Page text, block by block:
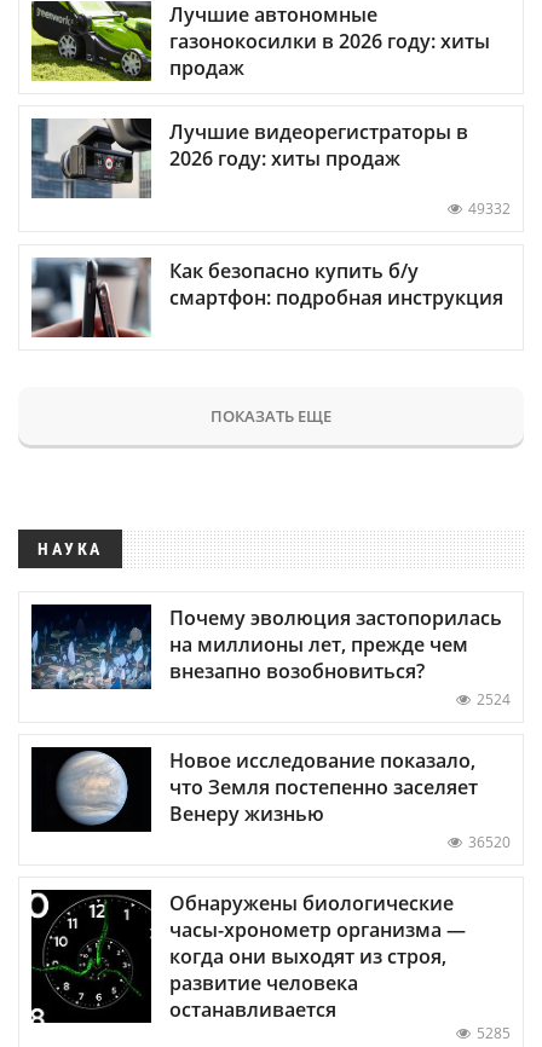
Лучшие автономные
газонокосилки в 2026 году: хиты
продаж
Лучшие видеорегистраторы в
2026 году: хиты продаж
49332
Как безопасно купить б/у
смартфон: подробная инструкция
ПОКАЗАТЬ ЕЩЕ
НАУКА
Почему эволюция застопорилась
на миллионы лет, прежде чем
внезапно возобновиться?
2524
Новое исследование показало,
что Земля постепенно заселяет
Венеру жизнью
36520
Обнаружены биологические
часы-хронометр организма —
когда они выходят из строя,
развитие человека
останавливается
5285